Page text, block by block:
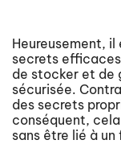
Heureusement,
secrets
de stocker et de
sécurisée.
des secrets
conséquent,
sans être lié à